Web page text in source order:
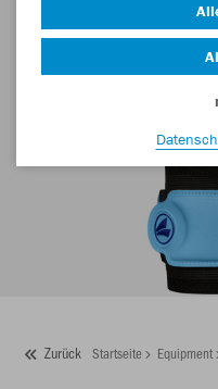
Zurück Startseite Equipment